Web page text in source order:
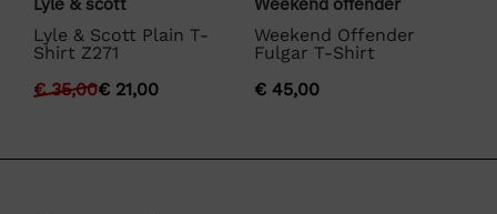
Lyle & Scott Plain T-
Shirt Z271
€35,00€ 21,00
Weekend Offender
Fulgar T-Shirt
€ 45,00